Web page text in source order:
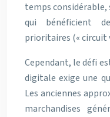
temps
qui bénéficient
prioritaires (« circuit
Cependant, le défi
digitale exige une
Les anciennes
marchandises